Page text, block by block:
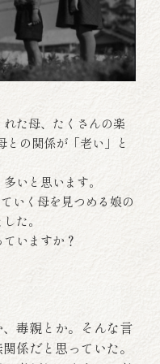
た母、たくさんの楽
の関係が「老い」と
いと思います。
いく母を見つめる娘の
た。
いますか？
毒親とか。そんな言
係だと思っていた。